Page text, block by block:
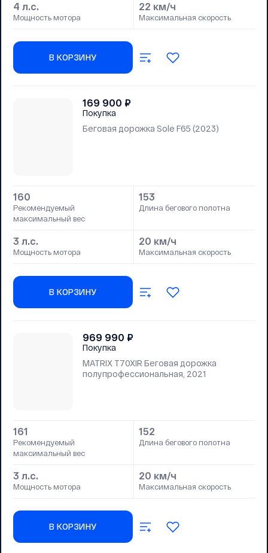
4 л.с.
Мощность мотора
22 км/ч
Максимальная скорость
В КОРЗИНУ
169 900 ₽
Покупка
Беговая дорожка Sole F65 (2023)
160
Рекомендуемый
максимальный вес
153
Длина бегового полотна
3 л.с.
Мощность мотора
20 км/ч
Максимальная скорость
В КОРЗИНУ
969 990 ₽
Покупка
MATRIX T70XIR Беговая дорожка
полупрофессиональная, 2021
161
Рекомендуемый
максимальный вес
152
Длина бегового полотна
3 л.с.
Мощность мотора
20 км/ч
Максимальная скорость
В КОРЗИНУ